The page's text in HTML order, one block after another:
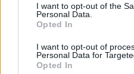
I want to opt-out of the
Personal Data.
Opted In
I want to opt-out of
Personal Data for
Opted In
Bebés arco iris: las